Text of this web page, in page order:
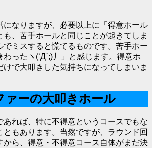
になりますが、必要以上に「得意ホール
も、苦手ホールと同じことが起きてしま
でミスすると慌てるものです。苦手ホー
わったヽ(‘Д`;)丿」と感じます。得意ホ
けで大叩きした気持ちになってしまいま
ァーの大叩きホール
あれば、特に不得意というコースでもな
ともあります。当然ですが、ラウンド回
から、得意・不得意コース自体がまだ決